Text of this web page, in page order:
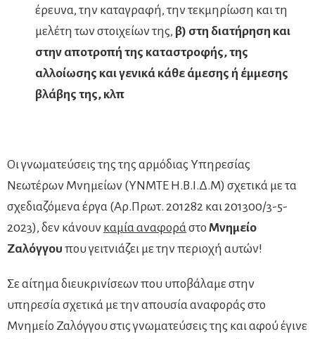
έρευνα, την καταγραφή, την τεκμηρίωση και τη
μελέτη των στοιχείων της, β) στη διατήρηση και
στην αποτροπή της καταστροφής, της
αλλοίωσης και γενικά κάθε άμεσης ή έμμεσης
βλάβης της, κλπ
Οι γνωματεύσεις της της αρμόδιας Υπηρεσίας
Νεωτέρων Μνημείων (ΥΝΜΤΕ Η.Β.Ι.Δ.Μ) σχετικά με τα
σχεδιαζόμενα έργα (Αρ.Πρωτ. 201282 και 201300/3-5-
2023), δεν κάνουν καμία αναφοράστο Μνημείο
Ζαλόγγου που γειτνιάζει με την περιοχή αυτών!
Σε αίτημα διευκρινίσεων που υποβάλαμε στην
υπηρεσία σχετικά με την απουσία αναφοράς στο
Μνημείο Ζαλόγγου στις γνωματεύσεις της και αφού έγινε